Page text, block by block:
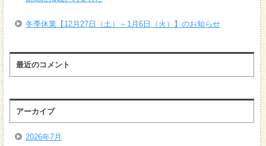
冬季休業【12月27日（土）～1月6日（火）】のお知らせ
最近のコメント
アーカイブ
2026年7月